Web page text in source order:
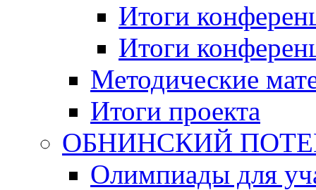
Итоги
Итоги
Методические
Итоги проекта
ОБНИНСКИЙ
Олимпиады для